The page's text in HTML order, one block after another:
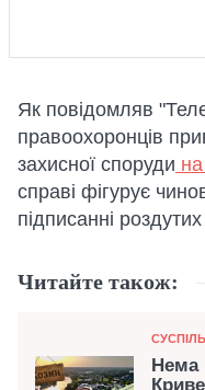
Як повідомляв
правоохоронців
захисної споруди
справі фігурує
підписанні
Читайте також:
Нема